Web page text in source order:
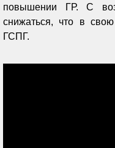
повышении ГР. С
снижаться, что в
ГСПГ.